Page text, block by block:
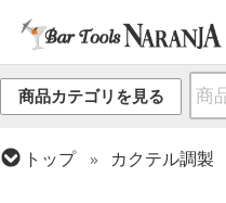
商品カテゴリを見る
トップ カクテル調製